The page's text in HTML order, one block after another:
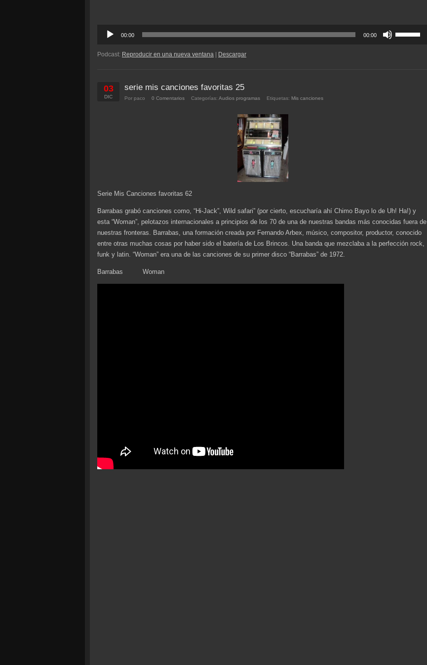
Reproductor
audio
00:00 00:00
Podcast: Reproducir en una nueva ventana | Descargar
03
DIC
serie mis canciones favoritas 25
Por paco 0 Comentarios Categorías: Audios programas Etiquetas: Mis canciones
Serie Mis Canciones favoritas 62
Barrabas grabó canciones como, “Hi-Jack”, Wild safari” (por cierto, escucharía ahí Chimo Bayo lo de Uh! Ha!) y
esta “Woman”, pelotazos internacionales a principios de los 70 de una de nuestras bandas más conocidas fuera de
nuestras fronteras. Barrabas, una formación creada por Fernando Arbex, músico, compositor, productor, conocido
entre otras muchas cosas por haber sido el batería de Los Brincos. Una banda que mezclaba a la perfección rock,
funk y latin. “Woman” era una de las canciones de su primer disco “Barrabas” de 1972.
Barrabas Woman